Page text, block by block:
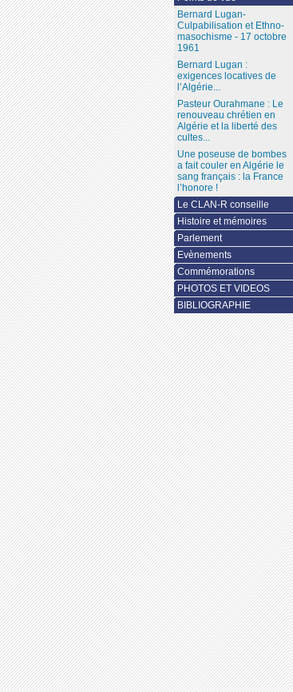
Bernard Lugan-
Culpabilisation et Ethno-
masochisme - 17 octobre
1961
Bernard Lugan :
exigences locatives de
l’Algérie...
Pasteur Ourahmane : Le
renouveau chrétien en
Algérie et la liberté des
cultes...
Une poseuse de bombes
a fait couler en Algérie le
sang français : la France
l’honore !
Le CLAN-R conseille
Histoire et mémoires
Parlement
Evènements
Commémorations
PHOTOS ET VIDEOS
BIBLIOGRAPHIE